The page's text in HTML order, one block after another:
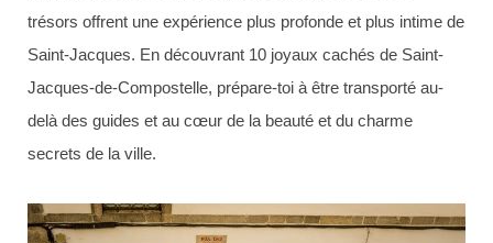
trésors offrent une expérience plus profonde et plus intime de
Saint-Jacques. En découvrant 10 joyaux cachés de Saint-
Jacques-de-Compostelle, prépare-toi à être transporté au-
delà des guides et au cœur de la beauté et du charme
secrets de la ville.